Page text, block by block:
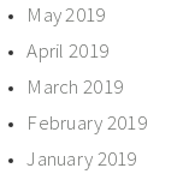
May 2019
April 2019
March 2019
February 2019
January 2019